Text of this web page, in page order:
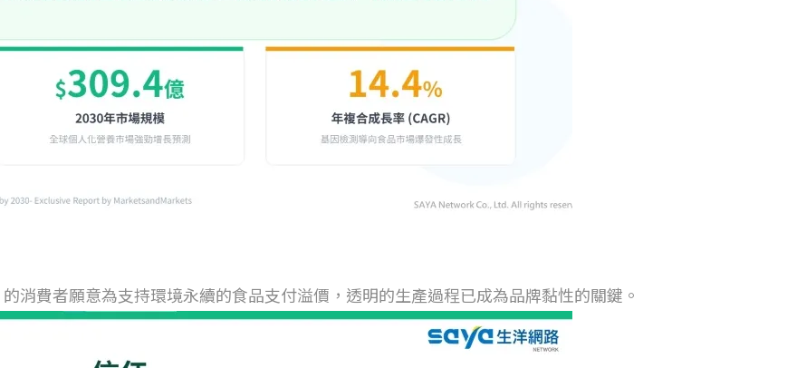
消費者願意為支持環境永續的食品支付溢價，透明的生產過程已成為品牌黏性的關鍵。